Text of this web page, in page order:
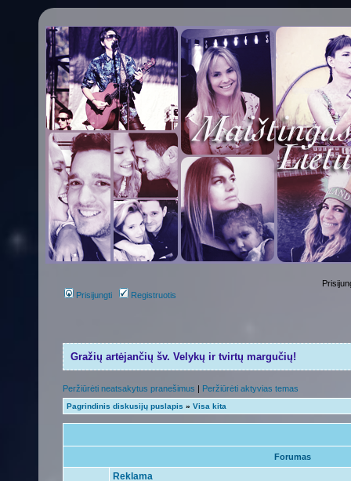
Prisijungti Registruotis
Gražių artėjančių šv. Velykų ir tvirtų margučių!
Peržiūrėti neatsakytus pranešimus | Peržiūrėti aktyvias temas
Pagrindinis diskusijų puslapis » Visa kita
Forumas
Reklama